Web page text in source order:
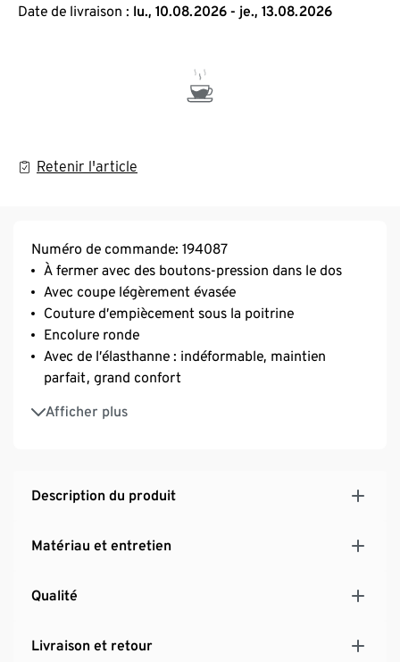
Date de livraison : lu., 10.08.2026 - je., 13.08.2026
Retenir l'article
Numéro de commande: 194087
À fermer avec des boutons-pression dans le dos
Avec coupe légèrement évasée
Couture d’empiècement sous la poitrine
Encolure ronde
Avec de l’élasthanne : indéformable, maintien
parfait, grand confort
Afficher plus
Avec du coton
Description du produit
Matériau et entretien
Qualité
Livraison et retour